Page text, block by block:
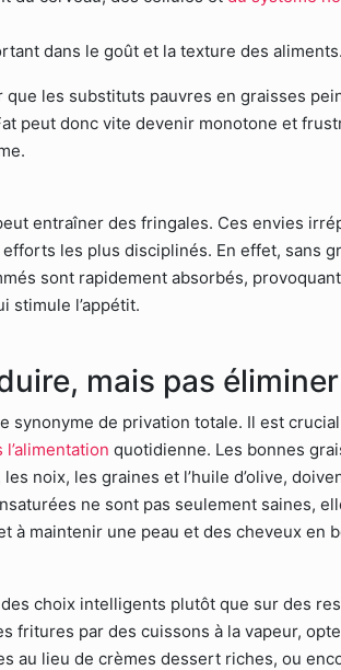
dans le goût et la texture des aliments.
les substituts pauvres en graisses
peut donc vite devenir monotone et
entraîner des fringales. Ces envies
les plus disciplinés. En effet, sans
sont rapidement absorbés,
stimule l’appétit.
mais pas éliminer
synonyme de privation totale. Il est
quotidienne. Les bonnes
noix, les graines et l’huile d’olive,
ne sont pas seulement saines,
à maintenir une peau et des cheveux en
choix intelligents plutôt que sur des
fritures par des cuissons à la vapeur,
au lieu de crèmes dessert riches, ou